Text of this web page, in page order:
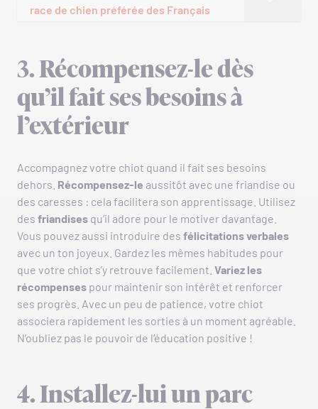
race de chien préférée des Français
3. Récompensez-le dès
qu’il fait ses besoins à
l’extérieur
Accompagnez votre chiot quand il fait ses besoins
dehors. Récompensez-le aussitôt avec une friandise ou
des caresses : cela facilitera son apprentissage. Utilisez
des friandises qu’il adore pour le motiver davantage.
Vous pouvez aussi introduire des félicitations verbales
avec un ton joyeux. Gardez les mêmes habitudes pour
que votre chiot s’y retrouve facilement. Variez les
récompenses pour maintenir son intérêt et renforcer
ses progrès. Avec un peu de patience, votre chiot
associera rapidement les sorties à un moment agréable.
N’oubliez pas le pouvoir de l’éducation positive !
4. Installez-lui un parc